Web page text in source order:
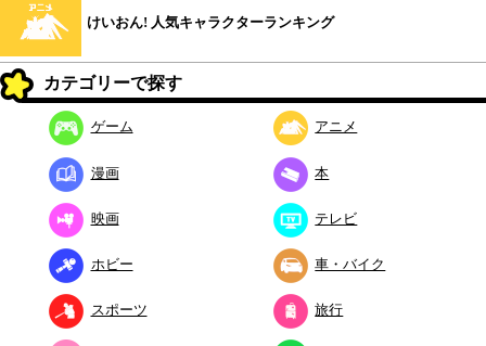
けいおん! 人気キャラクターランキング
カテゴリーで探す
ゲーム アニメ
漫画 本
映画 テレビ
ホビー 車・バイク
スポーツ 旅行